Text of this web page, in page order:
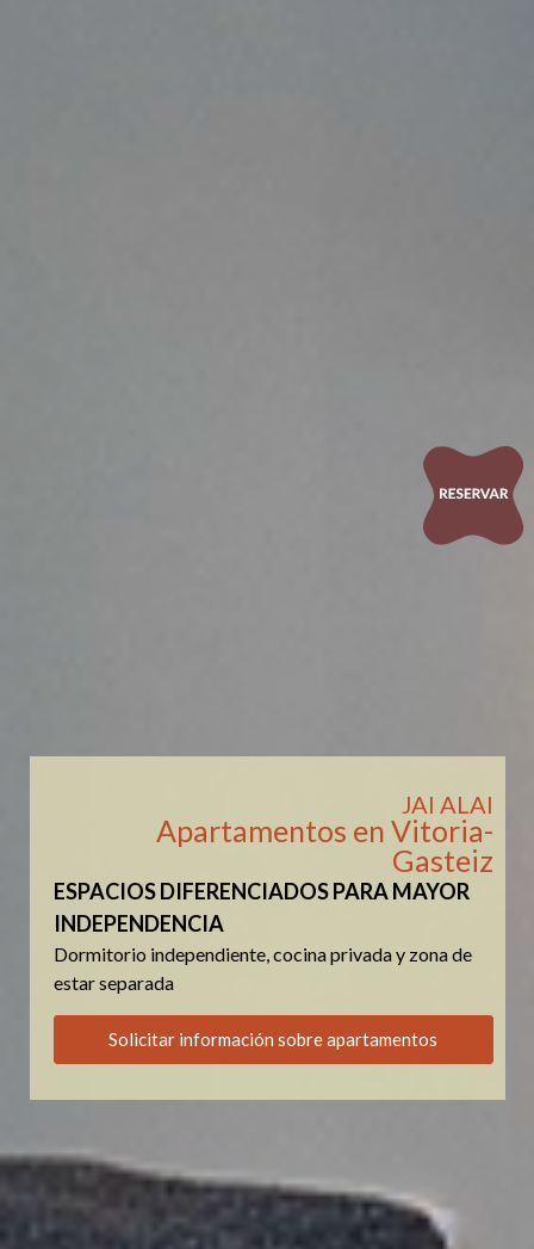
JAI ALAI
Apartamentos en Vitoria-
Gasteiz
ESPACIOS DIFERENCIADOS PARA MAYOR
INDEPENDENCIA
Dormitorio independiente, cocina privada y zona de
estar separada
Solicitar información sobre apartamentos